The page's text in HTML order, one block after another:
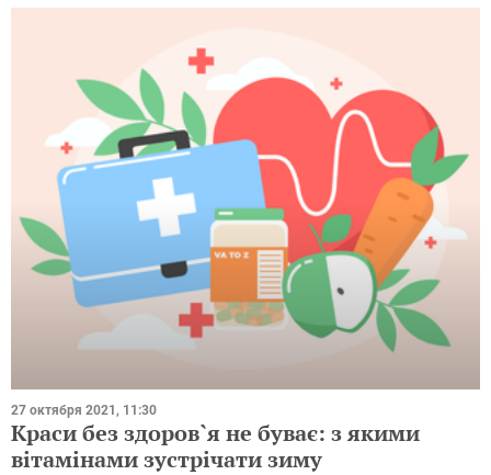
27 октября 2021, 11:30
Краси без здоров`я не буває: з якими
вітамінами зустрічати зиму